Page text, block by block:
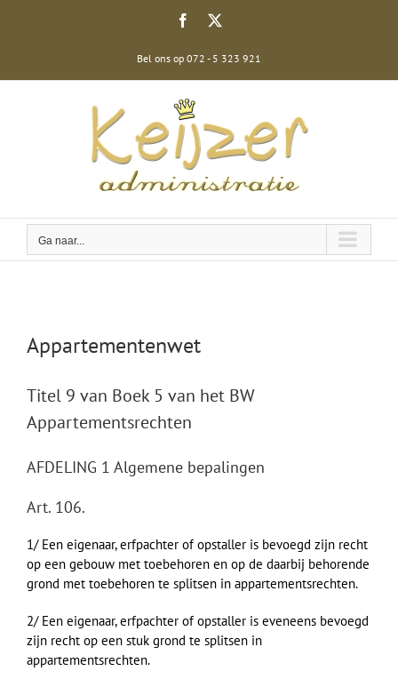
Facebook
Bel ons op 072 - 5 323 921
Ga naar...
Appartementenwet
Titel 9 van Boek 5 van het BW
Appartementsrechten
AFDELING 1 Algemene bepalingen
Art. 106.
1/ Een eigenaar, erfpachter of opstaller is bevoegd zijn recht
op een gebouw met toebehoren en op de daarbij behorende
grond met toebehoren te splitsen in appartementsrechten.
2/ Een eigenaar, erfpachter of opstaller is eveneens bevoegd
zijn recht op een stuk grond te splitsen in
appartementsrechten.